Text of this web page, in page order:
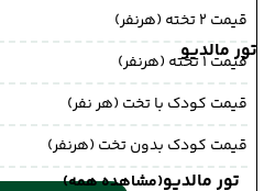
تور مالدیو
تور مالدیو(مشاهده همه)
قیمت 2 تخته (هرنفر)
قیمت 1 تخته (هرنفر)
قیمت کودک با تخت (هر نفر)
قیمت کودک بدون تخت (هرنفر)